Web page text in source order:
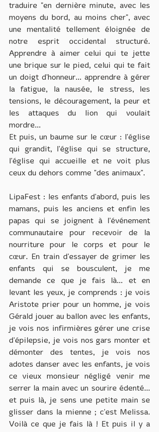
traduire "en dernière minute, avec les
moyens du bord, au moins cher", avec
une mentalité tellement éloignée de
notre esprit occidental structuré.
Apprendre à aimer celui qui te jette
une brique sur le pied, celui qui te fait
un doigt d'honneur... apprendre à gérer
la fatigue, la nausée, le stress, les
tensions, le découragement, la peur et
les attaques du lion qui voulait
mordre...
Et puis, un baume sur le cœur : l'église
qui grandit, l'église qui se structure,
l'église qui accueille et ne voit plus
ceux du dehors comme "des animaux".
LipaFest : les enfants d'abord, puis les
mamans, puis les anciens et enfin les
papas qui se joignent à l'événement
communautaire pour recevoir de la
nourriture pour le corps et pour le
cœur. En train d'essayer de grimer les
enfants qui se bousculent, je me
demande ce que je fais là... et en
levant les yeux, je comprends : je vois
Aristote prier pour un homme, je vois
Gérald jouer au ballon avec les enfants,
je vois nos infirmières gérer une crise
d'épilepsie, je vois nos gars monter et
démonter des tentes, je vois nos
adotes danser avec les enfants, je vois
ce vieux monsieur négligé venir me
serrer la main avec un sourire édenté...
et puis là, je sens une petite main se
glisser dans la mienne ; c'est Melissa.
Voilà ce que je fais là ! Et puis il y a